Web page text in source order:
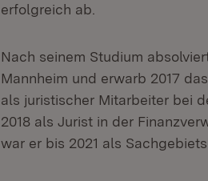
erfolgreich ab.
Nach seinem Studium
Mannheim und erwarb 2017
als juristischer Mitarbeiter bei
2018 als Jurist in der
war er bis 2021 als